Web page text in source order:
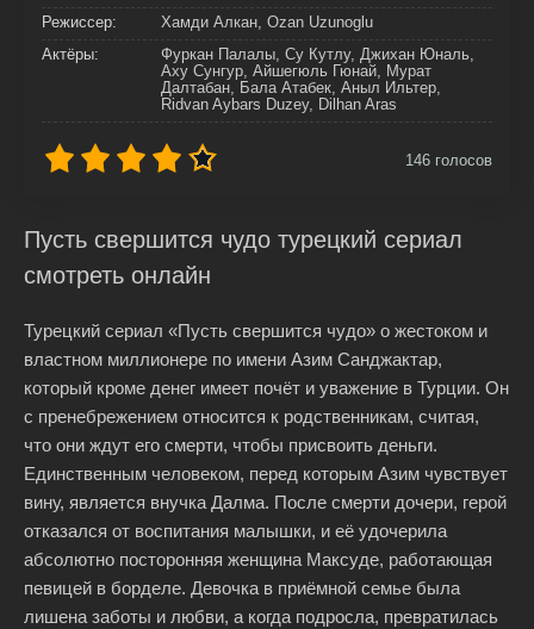
Режиссер:
Хамди Алкан, Ozan Uzunoglu
Актёры:
Фуркан Палалы, Су Кутлу, Джихан Юналь,
Аху Сунгур, Айшегюль Гюнай, Мурат
Далтабан, Бала Атабек, Аныл Ильтер,
Ridvan Aybars Duzey, Dilhan Aras
146 голосов
Пусть свершится чудо турецкий сериал
смотреть онлайн
Турецкий сериал «Пусть свершится чудо» о жестоком и
властном миллионере по имени Азим Санджактар,
который кроме денег имеет почёт и уважение в Турции. Он
с пренебрежением относится к родственникам, считая,
что они ждут его смерти, чтобы присвоить деньги.
Единственным человеком, перед которым Азим чувствует
вину, является внучка Далма. После смерти дочери, герой
отказался от воспитания малышки, и её удочерила
абсолютно посторонняя женщина Максуде, работающая
певицей в борделе. Девочка в приёмной семье была
лишена заботы и любви, а когда подросла, превратилась